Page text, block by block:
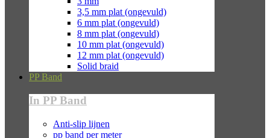
3,5 mm plat (ongevuld)
6 mm plat (ongevuld)
8 mm plat (ongevuld)
10 mm plat (ongevuld)
12 mm plat (ongevuld)
Solid braid
PP Band
In PP Band
Anti-slip lijnen
pp band per meter